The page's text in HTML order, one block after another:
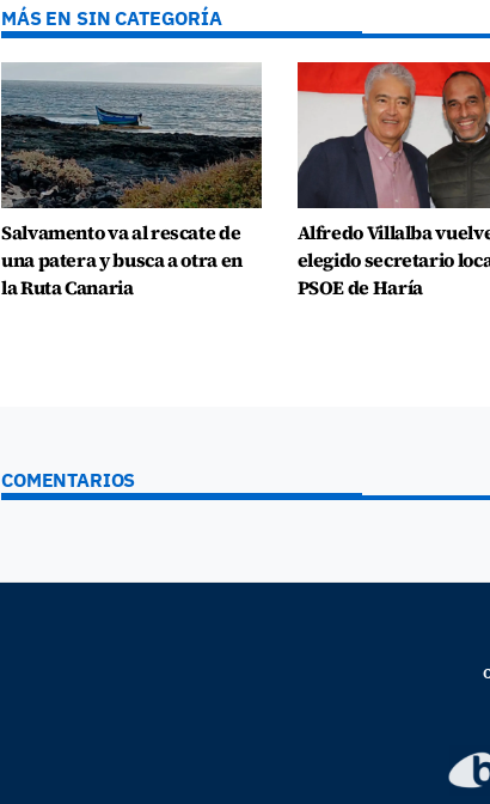
MÁS EN SIN CATEGORÍA
Salvamento va al rescate de
una patera y busca a otra en
la Ruta Canaria
Alfredo Villalba
elegido secretario
PSOE de Haría
COMENTARIOS